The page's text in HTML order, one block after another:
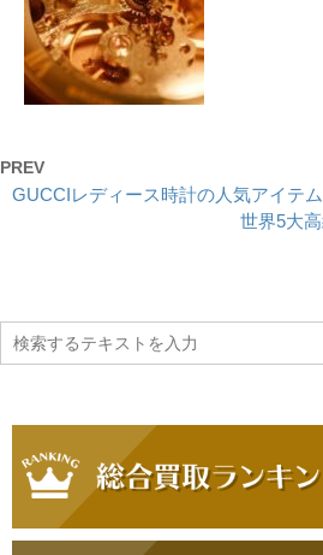
PREV
GUCCIレディース時計の人気アイテ
世界5大